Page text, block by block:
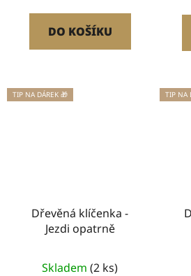
DO KOŠÍKU
TIP NA DÁREK 🎁
Dřevěná klíčenka -
Jezdi opatrně
Skladem (2 ks)
TIP NA